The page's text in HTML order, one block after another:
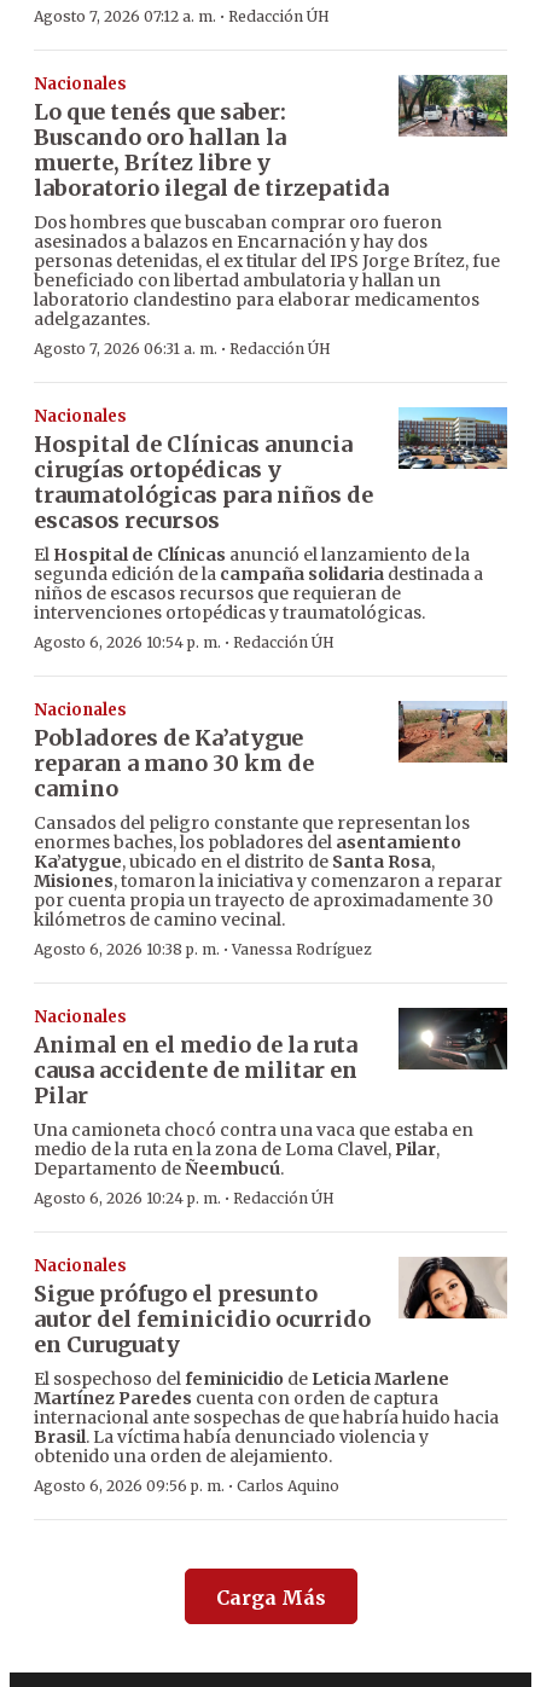
Agosto 7, 2026 07:12 a. m. · Redacción ÚH
Nacionales
Lo que tenés que saber:
Buscando oro hallan la
muerte, Brítez libre y
laboratorio ilegal de tirzepatida
Dos hombres que buscaban comprar oro fueron
asesinados a balazos en Encarnación y hay dos
personas detenidas, el ex titular del IPS Jorge Brítez, fue
beneficiado con libertad ambulatoria y hallan un
laboratorio clandestino para elaborar medicamentos
adelgazantes.
Agosto 7, 2026 06:31 a. m. · Redacción ÚH
Nacionales
Hospital de Clínicas anuncia
cirugías ortopédicas y
traumatológicas para niños de
escasos recursos
El Hospital de Clínicas anunció el lanzamiento de la
segunda edición de la campaña solidaria destinada a
niños de escasos recursos que requieran de
intervenciones ortopédicas y traumatológicas.
Agosto 6, 2026 10:54 p. m. · Redacción ÚH
Nacionales
Pobladores de Ka’atygue
reparan a mano 30 km de
camino
Cansados del peligro constante que representan los
enormes baches, los pobladores del asentamiento
Ka’atygue, ubicado en el distrito de Santa Rosa,
Misiones, tomaron la iniciativa y comenzaron a reparar
por cuenta propia un trayecto de aproximadamente 30
kilómetros de camino vecinal.
Agosto 6, 2026 10:38 p. m. ·Vanessa Rodríguez
Nacionales
Animal en el medio de la ruta
causa accidente de militar en
Pilar
Una camioneta chocó contra una vaca que estaba en
medio de la ruta en la zona de Loma Clavel, Pilar,
Departamento deÑeembucú.
Agosto 6, 2026 10:24 p. m. · Redacción ÚH
Nacionales
Sigue prófugo el presunto
autor del feminicidio ocurrido
en Curuguaty
El sospechoso delfeminicidio de Leticia Marlene
Martínez Paredes cuenta con orden de captura
internacional ante sospechas de que habría huido hacia
Brasil. La víctima había denunciado violencia y
obtenido una orden de alejamiento.
Agosto 6, 2026 09:56 p. m. · Carlos Aquino
Carga Más